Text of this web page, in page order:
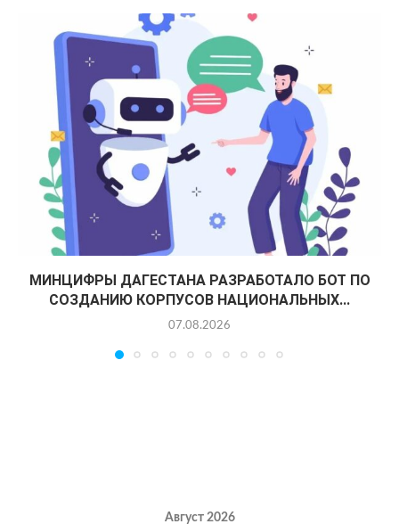
МИНЦИФРЫ ДАГЕСТАНА РАЗРАБОТАЛО БОТ ПО
СОЗДАНИЮ КОРПУСОВ НАЦИОНАЛЬНЫХ...
07.08.2026
Август 2026